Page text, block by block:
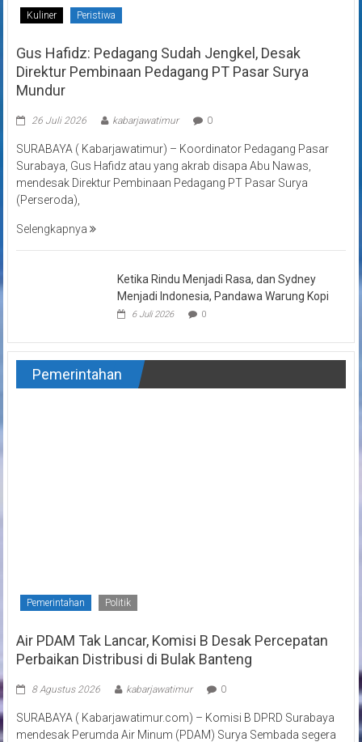
Kuliner Peristiwa
Gus Hafidz: Pedagang Sudah Jengkel, Desak
Direktur Pembinaan Pedagang PT Pasar Surya
Mundur
26 Juli 2026 kabarjawatimur 0
SURABAYA ( Kabarjawatimur) – Koordinator Pedagang Pasar
Surabaya, Gus Hafidz atau yang akrab disapa Abu Nawas,
mendesak Direktur Pembinaan Pedagang PT Pasar Surya
(Perseroda),
Selengkapnya
Ketika Rindu Menjadi Rasa, dan Sydney
Menjadi Indonesia, Pandawa Warung Kopi
6 Juli 2026 0
Pemerintahan
Pemerintahan Politik
Air PDAM Tak Lancar, Komisi B Desak Percepatan
Perbaikan Distribusi di Bulak Banteng
8 Agustus 2026 kabarjawatimur 0
SURABAYA ( Kabarjawatimur.com) – Komisi B DPRD Surabaya
mendesak Perumda Air Minum (PDAM) Surya Sembada segera